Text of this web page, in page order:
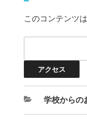
このコンテンツ
学校からの